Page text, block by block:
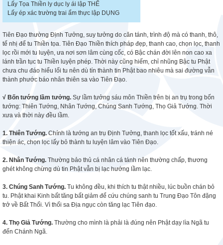
Lấy Tọa Thiền ly dục ly ái lập THỂ
Lấy ép xác trường trai ẩm thực lập DỤNG
Tiên Đạo thường Định Tưởng, suy tưởng do căn tánh, trình độ mà có thanh, thô,
tế nhị để tu Thiền tọa. Tiên Đạo Thiền thích pháp đẹp, thanh cao, chọn lọc, thanh
lọc rồi mới tu luyện, ưa nơi sơn lâm cùng cốc, có Bậc chán đời lên non cao xa
lánh trần tục tu Thiền luyện phép. Thời này cũng hiếm, chỉ nhũng Bậc tu Phật
chưa chu đáo hiểu lối tu nên dù tín thành tin Phật bao nhiêu mà sai đường vẫn
thành phước báo nhân thiên sa vào Tiên Đạo.
√ Bốn tướng lầm tưởng. Sự lầm tưởng sáu môn Thiền trên bị an trụ trong bốn
tướng: Thiên Tướng, Nhân Tướng, Chúng Sanh Tướng, Thọ Giả Tướng. Thời
xưa và thời này đều lầm.
1. Thiên Tướng. Chính là tướng an trụ Định Tưởng, thanh lọc tốt xấu, tránh né
thiện ác, chọn lọc lấy bỏ thành tu luyện lâm vào Tiên Đạo.
2. Nhân Tướng. Thường bảo thủ cá nhân cá tánh nên thường chấp, thương
ghét không chừng dù tin Phật vẫn bị lạc hướng lầm lạc.
3. Chúng Sanh Tướng. Tu không đều, khi thích tu thật nhiều, lúc buồn chán bỏ
tu. Phật khai Kinh bất tăng bất giảm để cứu chúng sanh tu Trung Đạo Tôn đặng
trở về Bất Thối. Vì thối sa Địa ngục còn tăng lạc Tiên đạo.
4. Thọ Giả Tướng. Thường cho mình là phải là đúng nên Phật dạy lìa Ngã tu
đến Chánh Ngã.